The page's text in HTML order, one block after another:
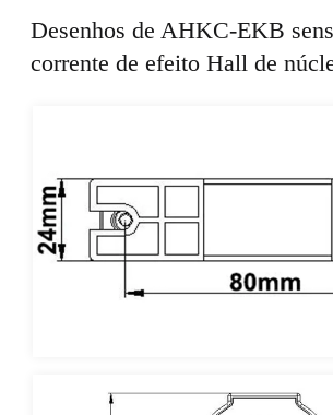
Desenhos de AHKC-EKB
corrente de efeito Hall de